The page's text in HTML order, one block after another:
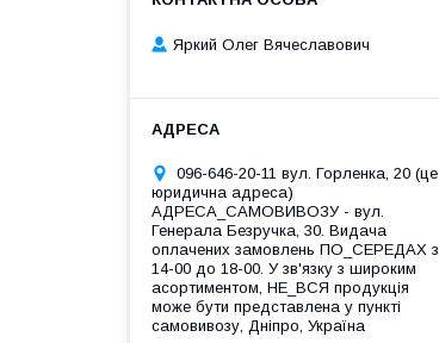
Яркий Олег Вячеславович
096-646-20-11 вул. Горленка, 20 (це
юридична адреса)
АДРЕСА_САМОВИВОЗУ - вул.
Генерала Безручка, 30. Видача
оплачених замовлень ПО_СЕРЕДАХ з
14-00 до 18-00. У зв'язку з широким
асортиментом, НЕ_ВСЯ продукція
може бути представлена у пункті
самовивозу, Дніпро, Україна